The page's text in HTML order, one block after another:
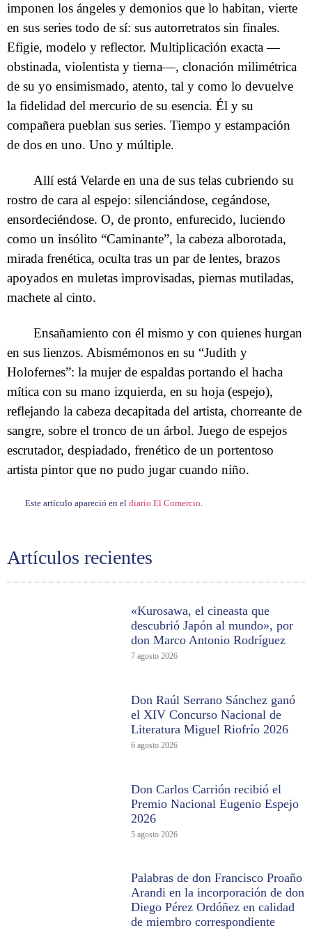
Artículos recientes
«Kurosawa, el cineasta que
descubrió Japón al mundo», por
don Marco Antonio Rodríguez
7 agosto 2026
Don Raúl Serrano Sánchez ganó
el XIV Concurso Nacional de
Literatura Miguel Riofrío 2026
6 agosto 2026
Don Carlos Carrión recibió el
Premio Nacional Eugenio Espejo
2026
5 agosto 2026
Palabras de don Francisco Proaño
Arandi en la incorporación de don
Diego Pérez Ordóñez en calidad
de miembro correspondiente
imponen los ángeles y demonios que lo habitan, vierte
en sus series todo de sí: sus autorretratos sin finales.
Efigie, modelo y reflector. Multiplicación exacta —
obstinada, violentista y tierna—, clonación milimétrica
de su yo ensimismado, atento, tal y como lo devuelve
la fidelidad del mercurio de su esencia. Él y su
compañera pueblan sus series. Tiempo y estampación
de dos en uno. Uno y múltiple.
Allí está Velarde en una de sus telas cubriendo su
rostro de cara al espejo: silenciándose, cegándose,
ensordeciéndose. O, de pronto, enfurecido, luciendo
como un insólito “Caminante”, la cabeza alborotada,
mirada frenética, oculta tras un par de lentes, brazos
apoyados en muletas improvisadas, piernas mutiladas,
machete al cinto.
Ensañamiento con él mismo y con quienes hurgan
en sus lienzos. Abismémonos en su “Judith y
Holofernes”: la mujer de espaldas portando el hacha
mítica con su mano izquierda, en su hoja (espejo),
reflejando la cabeza decapitada del artista, chorreante de
sangre, sobre el tronco de un árbol. Juego de espejos
escrutador, despiadado, frenético de un portentoso
artista pintor que no pudo jugar cuando niño.
Este artículo apareció en el diario El Comercio